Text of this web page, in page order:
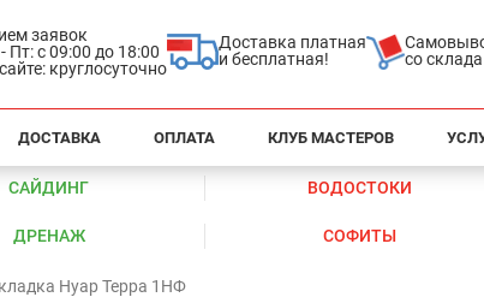
заявок
Пт: с 09:00 до 18:00
круглосуточно
Доставка платная
и бесплатная!
со склада
ДОСТАВКА ОПЛАТА КЛУБ МАСТЕРОВ
САЙДИНГ ВОДОСТОКИ
ДРЕНАЖ СОФИТЫ
Нуар Терра 1НФ